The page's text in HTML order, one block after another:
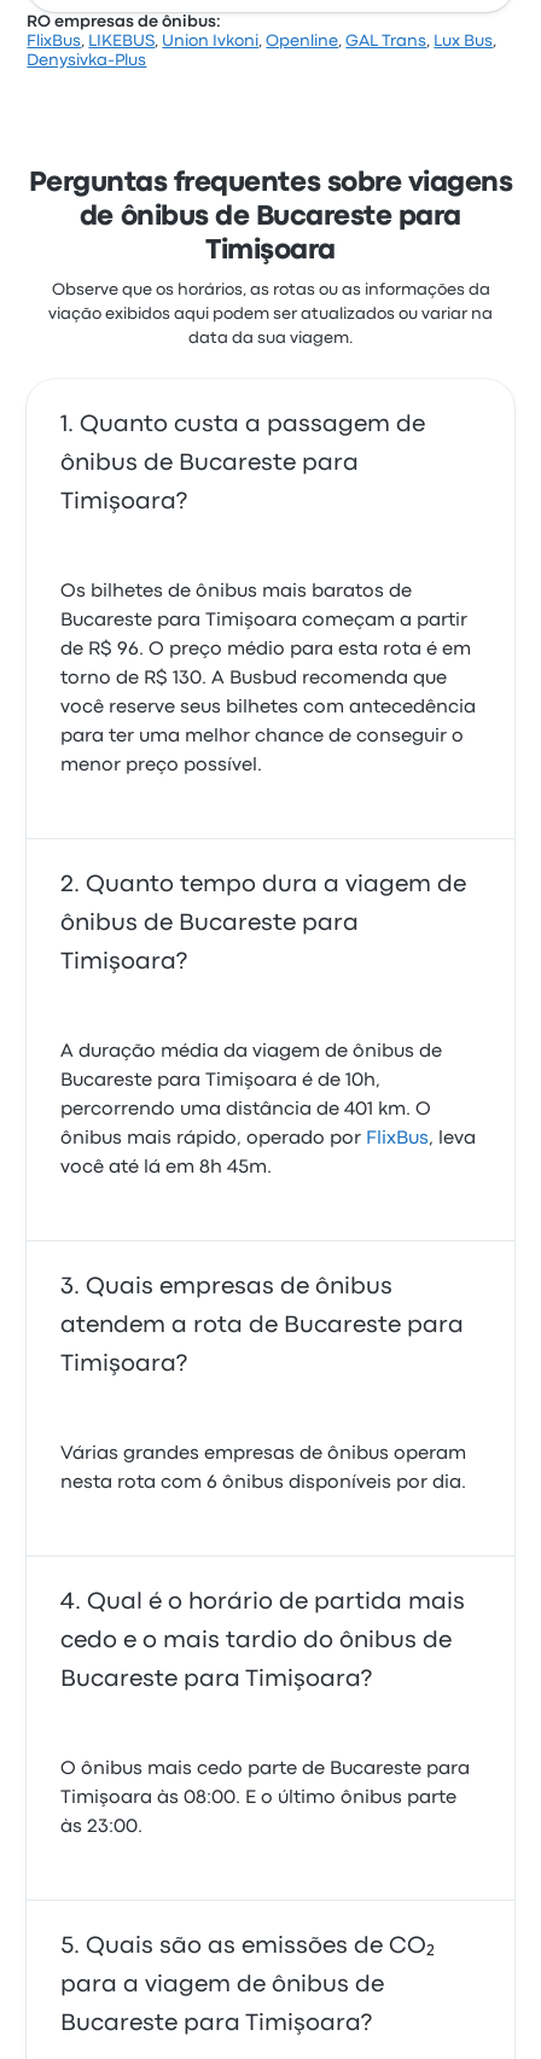
RO empresas de ônibus:
FlixBus, LIKEBUS, Union Ivkoni,Openline,GAL Trans, Lux Bus,
Denysivka-Plus
Perguntas frequentes sobre viagens
de ônibus de Bucareste para
Timişoara
Observe que os horários, as rotas ou as informações da
viação exibidos aqui podem ser atualizados ou variar na
data da sua viagem.
Quanto custa a passagem de
ônibus de Bucareste para
Timişoara?
Os bilhetes de ônibus mais baratos de
Bucareste para Timişoara começam a partir
de R$ 96. O preço médio para esta rota é em
torno de R$ 130. A Busbud recomenda que
você reserve seus bilhetes com antecedência
para ter uma melhor chance de conseguir o
menor preço possível.
Quanto tempo dura a viagem de
ônibus de Bucareste para
Timişoara?
A duração média da viagem de ônibus de
Bucareste para Timişoara é de 10h,
percorrendo uma distância de 401 km. O
ônibus mais rápido, operado por FlixBus, leva
você até lá em 8h 45m.
Quais empresas de ônibus
atendem a rota de Bucareste para
Timişoara?
Várias grandes empresas de ônibus operam
nesta rota com 6 ônibus disponíveis por dia.
Qual é o horário de partida mais
cedo e o mais tardio do ônibus de
Bucareste para Timişoara?
O ônibus mais cedo parte de Bucareste para
Timişoara às 08:00. E o último ônibus parte
às 23:00.
Quais são as emissões de CO₂
para a viagem de ônibus de
Bucareste para Timişoara?